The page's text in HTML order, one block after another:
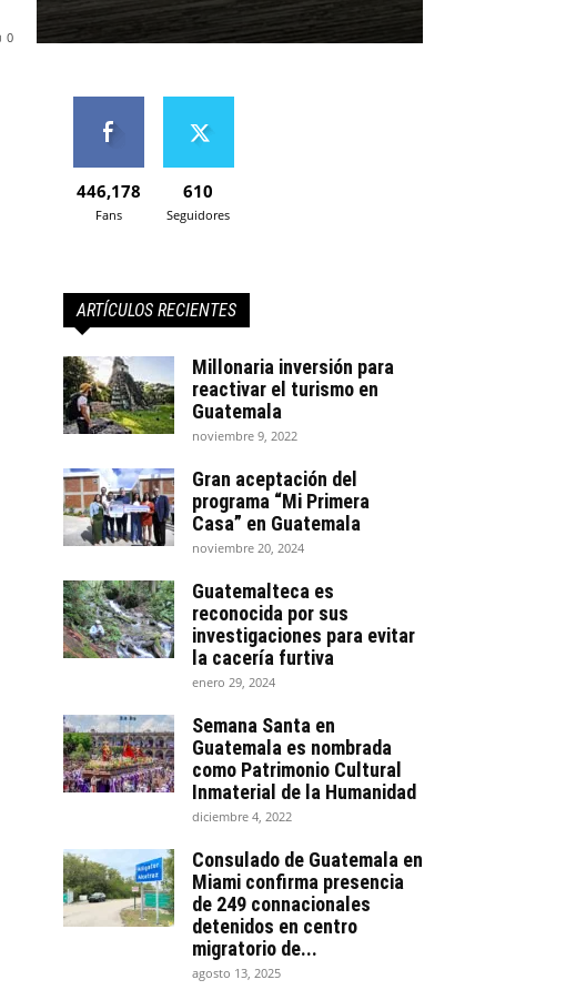
0
446,178
Fans
610
Seguidores
ARTÍCULOS RECIENTES
Millonaria inversión para
reactivar el turismo en
Guatemala
noviembre 9, 2022
Gran aceptación del
programa “Mi Primera
Casa” en Guatemala
noviembre 20, 2024
Guatemalteca es
reconocida por sus
investigaciones para evitar
la cacería furtiva
enero 29, 2024
Semana Santa en
Guatemala es nombrada
como Patrimonio Cultural
Inmaterial de la Humanidad
diciembre 4, 2022
Consulado de Guatemala en
Miami confirma presencia
de 249 connacionales
detenidos en centro
migratorio de...
agosto 13, 2025